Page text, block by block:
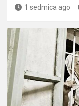
1 sedmica ago